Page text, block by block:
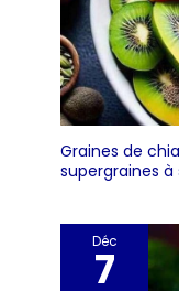
Graines de
supergraines
Déc
7